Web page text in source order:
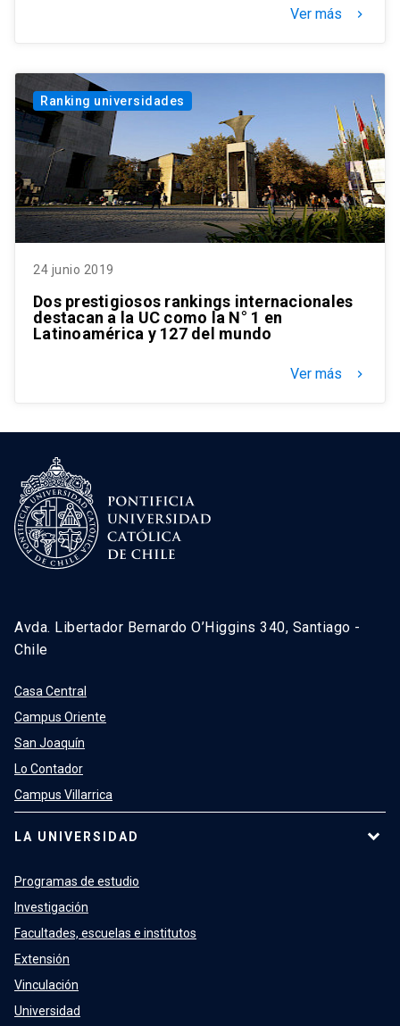
Ver más keyboard_arrow_right
Ranking universidades
24 junio 2019
Dos prestigiosos rankings internacionales
destacan a la UC como la N° 1 en
Latinoamérica y 127 del mundo
Ver más keyboard_arrow_right
Avda. Libertador Bernardo O’Higgins 340, Santiago -
Chile
Casa Central
Campus Oriente
San Joaquín
Lo Contador
Campus Villarrica
LA UNIVERSIDAD
Programas de estudio
Investigación
Facultades, escuelas e institutos
Extensión
Vinculación
Universidad